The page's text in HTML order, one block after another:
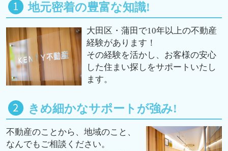
地元密着の豊富な知識!
大田区・蒲田で10年以上の不動産
経験があります！
その経験を活かし、お客様の安心
した住まい探しをサポートいたし
ます。
きめ細かなサポートが強み!
不動産のことから、地域のこと、
なんでもご相談ください。